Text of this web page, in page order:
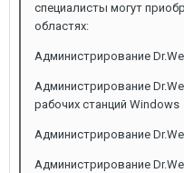
специалисты могут
областях:
Администрирование
Администрирование
рабочих станций Windows
Администрирование
Администрирование